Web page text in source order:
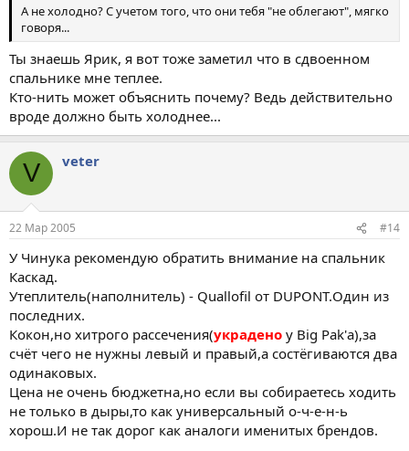
А не холодно? С учетом того, что они тебя "не облегают", мягко
говоря...
Ты знаешь Ярик, я вот тоже заметил что в сдвоенном
спальнике мне теплее.
Кто-нить может объяснить почему? Ведь действительно
вроде должно быть холоднее...
V veter
22 Мар 2005 #14
У Чинука рекомендую обратить внимание на спальник
Каскад.
Утеплитель(наполнитель) - Quallofil от DUPONT.Один из
последних.
Кокон,но хитрого рассечения(украдено у Big Pak'а),за
счёт чего не нужны левый и правый,а состёгиваются два
одинаковых.
Цена не очень бюджетна,но если вы собираетесь ходить
не только в дыры,то как универсальный о-ч-е-н-ь
хорош.И не так дорог как аналоги именитых брендов.